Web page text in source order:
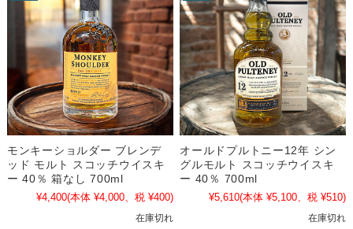
モンキーショルダー ブレンデ
ッド モルト スコッチウイスキ
ー 40％ 箱なし 700ml
¥4,400(本体 ¥4,000、税 ¥400)
在庫切れ
オールドプルトニー12年 シン
グルモルト スコッチウイスキ
ー 40％ 700ml
¥5,610(本体 ¥5,100、税 ¥510)
在庫切れ